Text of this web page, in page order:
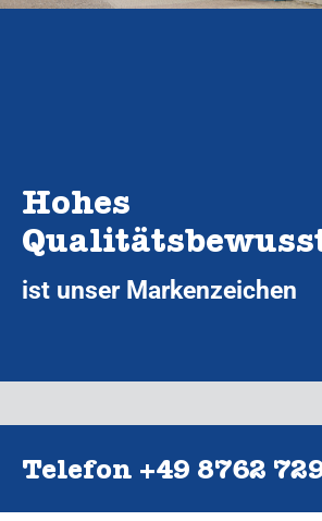
Hohes
ist unser Markenzeichen
Telefon +49 8762